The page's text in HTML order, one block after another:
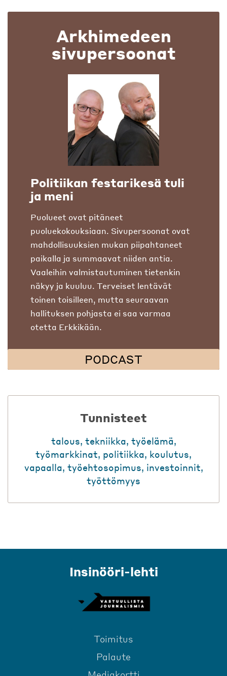
Arkhimedeen
sivupersoonat
Politiikan festarikesä tuli
ja meni
Puolueet ovat pitäneet
puoluekokouksiaan. Sivupersoonat ovat
mahdollisuuksien mukan piipahtaneet
paikalla ja summaavat niiden antia.
Vaaleihin valmistautuminen tietenkin
näkyy ja kuuluu. Terveiset lentävät
toinen toisilleen, mutta seuraavan
hallituksen pohjasta ei saa varmaa
otetta Erkkikään.
PODCAST
Tunnisteet
talous, tekniikka, työelämä,
työmarkkinat, politiikka, koulutus,
vapaalla, työehtosopimus, investoinnit,
työttömyys
Insinööri-lehti
Toimitus
Palaute